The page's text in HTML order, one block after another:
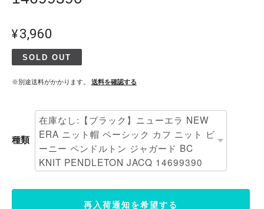
¥3,960
SOLD OUT
※別途送料がかかります。 送料を確認する
種類
再入荷通知を希望する